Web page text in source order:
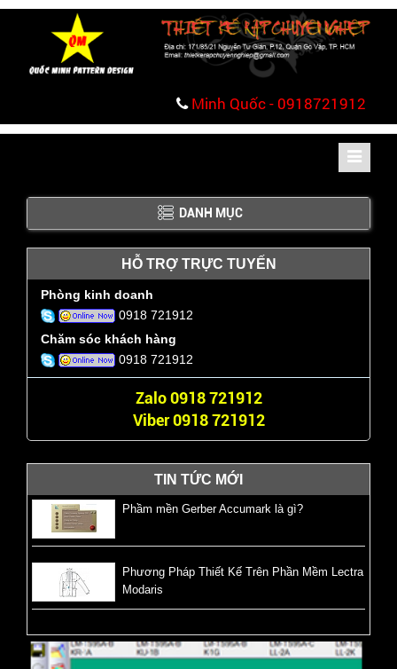
Minh Quốc - 0918721912
Toggle
DANH MỤC
HỖ TRỢ TRỰC TUYẾN
Phòng kinh doanh
0918 721912
Chăm sóc khách hàng
0918 721912
Zalo 0918 721912
Viber 0918 721912
TIN TỨC MỚI
Phầm mền Gerber Accumark là gì?
Phương Pháp Thiết Kế Trên Phần Mềm Lectra
Modaris